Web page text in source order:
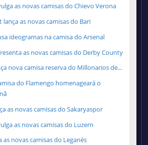
as novas camisas do Chievo Verona
lança as novas camisas do Bari
ideogramas na camisa do Arsenal
as novas camisas do Derby County
nova camisa reserva do Millonarios de...
do Flamengo homenageará o
as novas camisas do Sakaryaspor
as novas camisas do Luzern
as novas camisas do Leganés